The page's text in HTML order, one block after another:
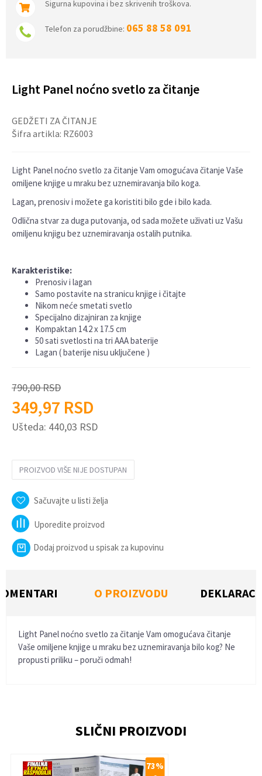
Sigurna kupovina i bez skrivenih troškova.
Telefon za porudžbine: 065 88 58 091
Light Panel noćno svetlo za čitanje
GEDŽETI ZA ČITANJE
Šifra artikla: RZ6003
Light Panel noćno svetlo za čitanje Vam omogućava čitanje Vaše
omiljene knjige u mraku bez uznemiravanja bilo koga.
Lagan, prenosiv i možete ga koristiti bilo gde i bilo kada.
Odlična stvar za duga putovanja, od sada možete uživati uz Vašu
omiljenu knjigu bez uznemiravanja ostalih putnika.
Karakteristike:
Prenosiv i lagan
Samo postavite na stranicu knjige i čitajte
Nikom neće smetati svetlo
Specijalno dizajniran za knjige
Kompaktan 14.2 x 17.5 cm
50 sati svetlosti na tri AAA baterije
Lagan ( baterije nisu uključene )
790,00RSD
349,97 RSD
Ušteda: 440,03 RSD
PROIZVOD VIŠE NIJE DOSTUPAN
Sačuvajte u listi želja
Uporedite proizvod
Dodaj proizvod u spisak za kupovinu
O PROIZVODU
Light Panel noćno svetlo za čitanje Vam omogućava čitanje
Vaše omiljene knjige u mraku bez uznemiravanja bilo kog? Ne
propusti priliku – poruči odmah!
SLIČNI PROIZVODI
73%